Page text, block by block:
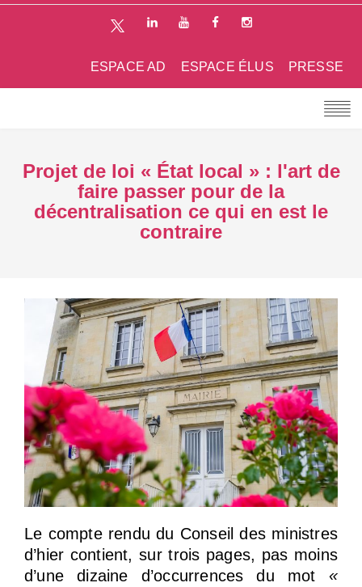
PRESSE
ESPACE ÉLUS
ESPACE AD
Projet de loi « État local » : l'art de
faire passer pour de la
décentralisation ce qui en est le
contraire
Le compte rendu du Conseil des ministres
d’hier contient, sur trois pages, pas moins
d’une dizaine d’occurrences du mot «